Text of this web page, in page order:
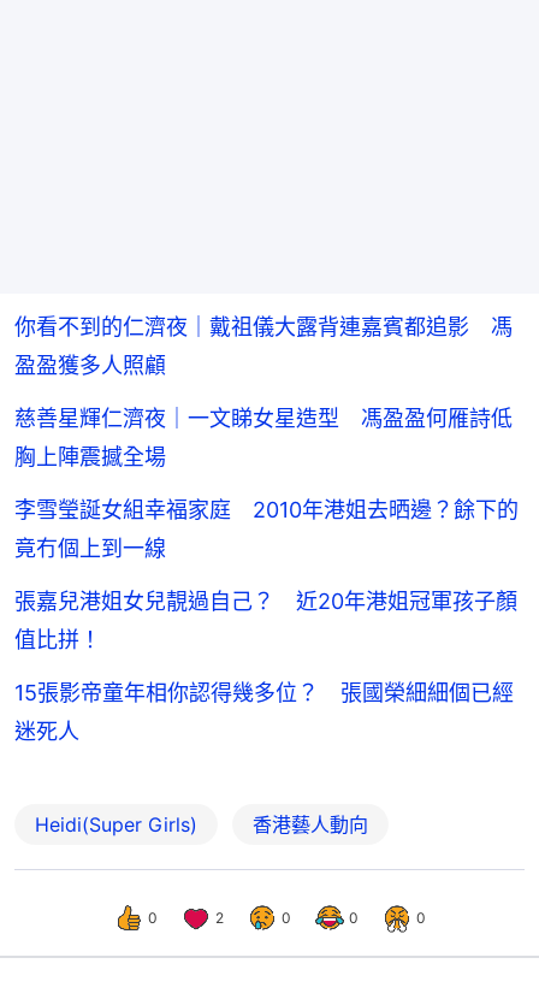
你看不到的仁濟夜｜戴祖儀大露背連嘉賓都追影 馮
盈盈獲多人照顧
慈善星輝仁濟夜｜一文睇女星造型 馮盈盈何雁詩低
胸上陣震撼全場
李雪瑩誕女組幸福家庭 2010年港姐去晒邊？餘下的
竟冇個上到一線
張嘉兒港姐女兒靚過自己？ 近20年港姐冠軍孩子顏
值比拼！
15張影帝童年相你認得幾多位？ 張國榮細細個已經
迷死人
Heidi(Super Girls) 香港藝人動向
0 2 0 0 0